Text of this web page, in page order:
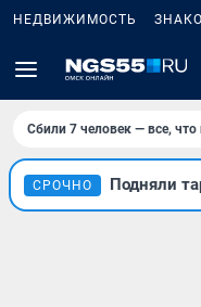
НЕДВИЖИМОСТЬ
Сбили 7 человек — все, что
СРОЧНО Подняли